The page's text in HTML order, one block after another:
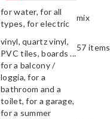
for water, for all
types, for electric
mix
vinyl, quartz vinyl,
PVC tiles, boards ...
57 items
for a balcony /
loggia, for a
bathroom and a
toilet, for a garage,
for a summer